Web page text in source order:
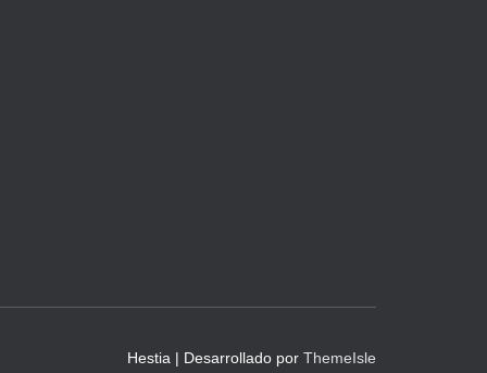
Hestia | Desarrollado por ThemeIsle